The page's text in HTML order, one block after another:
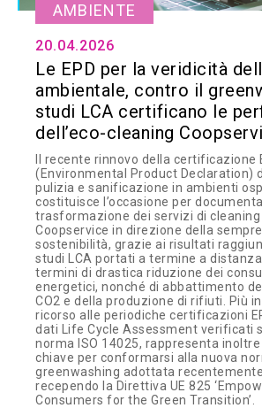
AMBIENTE
20.04.2026
Le EPD per la veridicità
ambientale, contro il
studi LCA certificano le
dell’eco-cleaning
Il recente rinnovo della certificazione
(Environmental Product Declaration)
pulizia e sanificazione in ambienti
costituisce l’occasione per
trasformazione dei servizi di
Coopservice in direzione della
sostenibilità, grazie ai risultati
studi LCA portati a termine a
termini di drastica riduzione dei
energetici, nonché di abbattimento
CO2 e della produzione di rifiuti. Più
ricorso alle periodiche certificazioni
dati Life Cycle Assessment verificati
norma ISO 14025, rappresenta
chiave per conformarsi alla nuova
greenwashing adottata recentemente
recependo la Direttiva UE 825
Consumers for the Green Transition’.